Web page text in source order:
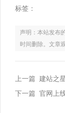
标签：
声明：本站发布
时间删除。文章
上一篇 建站之
下一篇 官网上